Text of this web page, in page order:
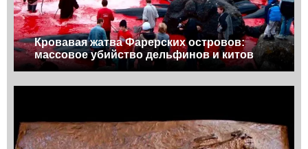
Кровавая жатва Фарерских островов:
массовое убийство дельфинов и китов